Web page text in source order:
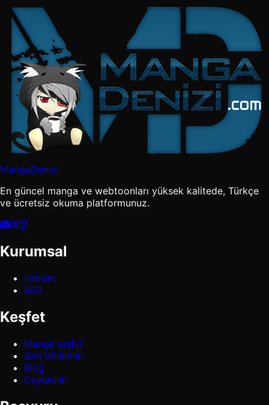
MangaDenizi
En güncel manga ve webtoonları yüksek kalitede, Türkçe
ve ücretsiz okuma platformunuz.
Kurumsal
İletişim
RSS
Keşfet
Manga arşivi
Son bölümler
Blog
Duyurular